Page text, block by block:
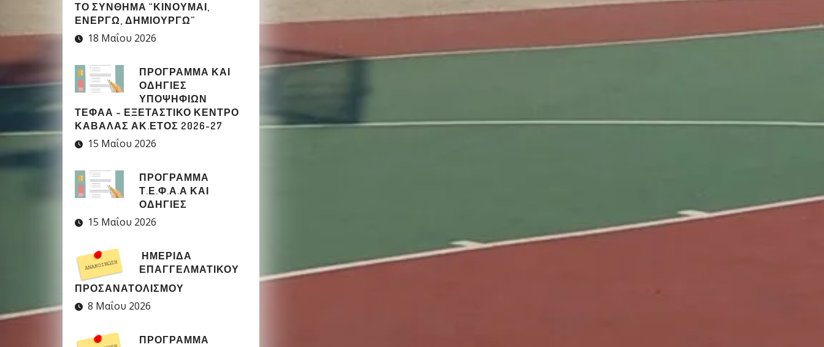
ΤΟ ΣΎΝΘΗΜΑ “ΚΙΝΟΎΜΑΙ,
ΕΝΕΡΓΏ, ΔΗΜΙΟΥΡΓΏ”
18 Μαΐου 2026
ΠΡΟΓΡΑΜΜΑ ΚΑΙ
ΟΔΗΓΙΕΣ
ΥΠΟΨΗΦΙΩΝ
ΤΕΦΑΑ – ΕΞΕΤΑΣΤΙΚΟ ΚΕΝΤΡΟ
ΚΑΒΑΛΑΣ ΑΚ.ΕΤΟΣ 2026-27
15 Μαΐου 2026
ΠΡΟΓΡΑΜΜΑ
Τ.Ε.Φ.Α.Α ΚΑΙ
ΟΔΗΓΙΕΣ
15 Μαΐου 2026
ΗΜΕΡΙΔΑ
ΕΠΑΓΓΕΛΜΑΤΙΚΟΥ
ΠΡΟΣΑΝΑΤΟΛΙΣΜΟΥ
8 Μαΐου 2026
ΠΡΟΓΡΑΜΜΑ